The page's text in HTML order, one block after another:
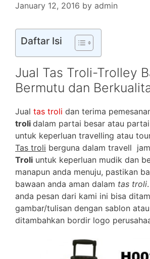
January 12, 2016 by admin
Daftar Isi
Jual Tas Troli-Trolley
Bermutu dan
Jual tas troli dan terima
troli dalam partai besar atau
untuk keperluan travelling atau
Tas troli berguna dalam travell
Troli untuk keperluan mudik dan
manapun anda menuju, pastikan
bawaan anda aman dalam tas troli.
anda pesan dari kami ini bisa
gambar/tulisan dengan sablon
ditambahkan bordir logo